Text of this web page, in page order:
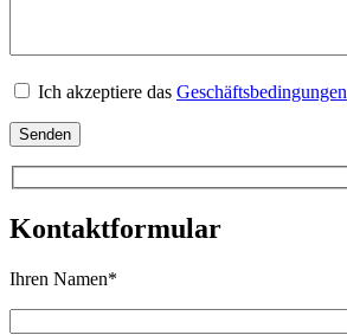
Ich akzeptiere das Geschäftsbedingungen
Senden
Kontaktformular
Ihren Namen*